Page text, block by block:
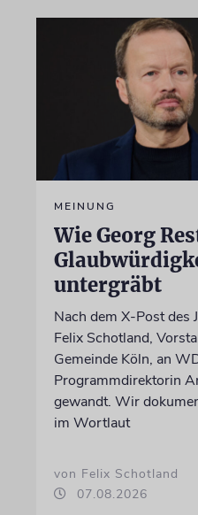
MEINUNG
Wie Georg
untergräbt
Nach dem X-Post des
Felix Schotland,
Gemeinde Köln, an
Programmdirektorin
gewandt. Wir
im Wortlaut
von Felix Schotland
07.08.2026